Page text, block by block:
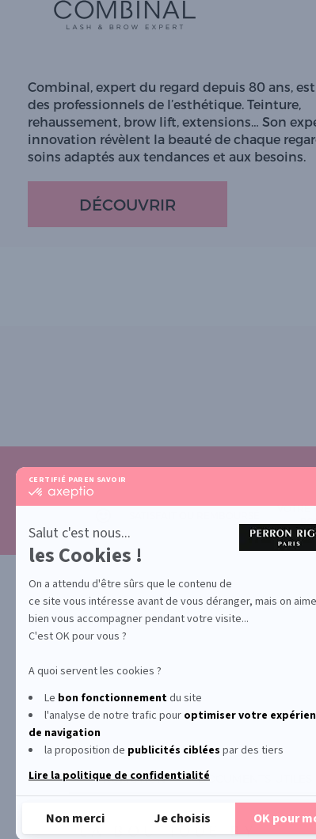
CERTIFIÉ PAR EN SAVOIR PLUS SUR
certifié
-
En
savoir
plus
sur
Axeptio
Salut c'est nous...
les Cookies !
On a attendu d'être sûrs que le contenu de
ce site vous intéresse avant de vous déranger, mais on
bien vous accompagner pendant votre visite...
C'est OK pour vous ?
A quoi servent les cookies ?
Le bon fonctionnementdu site
l'analyse de notre trafic pour optimiservotre
de navigation
la proposition de publicités ciblées par des tiers
Lire la politique de confidentialité
Non merci Je choisis OK pour
Combinal, expert du regard depuis 80 ans,
des professionnels de l’esthétique. Teinture,
rehaussement, brow lift, extensions… Son
innovation révèlent la beauté de chaque
soins adaptés aux tendances et aux besoins.
DÉCOUVRIR
VOTRE
PROMOTION DOCUMENTS UTILES